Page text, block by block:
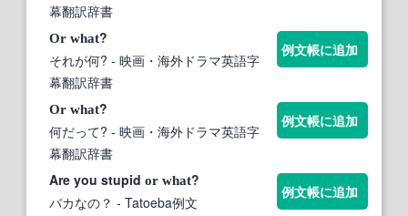
幕翻訳辞書
Or what?
それが何? - 映画・海外ドラマ英語字
幕翻訳辞書
例文帳に追加
Or what?
何だって? - 映画・海外ドラマ英語字
幕翻訳辞書
例文帳に追加
Are you stupid or what?
バカなの？ - Tatoeba例文
例文帳に追加